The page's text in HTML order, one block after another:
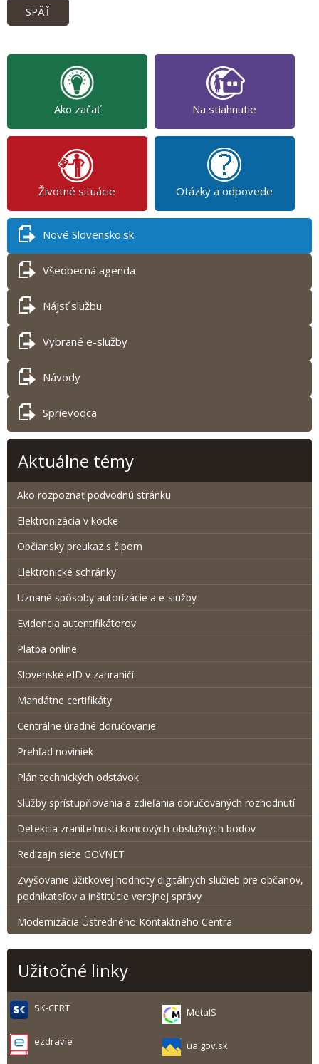
SPÄŤ
Ako začať Na stiahnutie
Životné situácie Otázky a odpovede
Nové Slovensko.sk
Všeobecná agenda
Nájsť službu
Vybrané e-služby
Návody
Sprievodca
Aktuálne témy
Ako rozpoznať podvodnú stránku
Elektronizácia v kocke
Občiansky preukaz s čipom
Elektronické schránky
Uznané spôsoby autorizácie a e-služby
Evidencia autentifikátorov
Platba online
Slovenské eID v zahraničí
Mandátne certifikáty
Centrálne úradné doručovanie
Prehľad noviniek
Plán technických odstávok
Služby sprístupňovania a zdieľania doručovaných rozhodnutí
Detekcia zraniteľnosti koncových obslužných bodov
Redizajn siete GOVNET
Zvyšovanie úžitkovej hodnoty digitálnych služieb pre občanov,
podnikateľov a inštitúcie verejnej správy
Modernizácia Ústredného Kontaktného Centra
Užitočné linky
SK-CERT MetaIS
ezdravie ua.gov.sk